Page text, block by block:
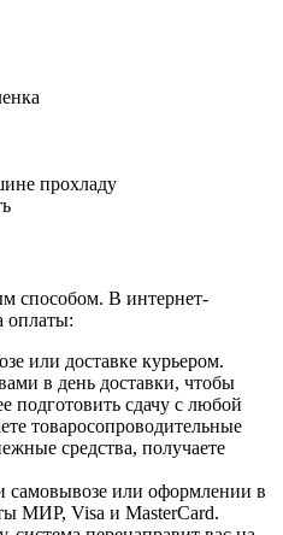
прохладу
способом. В интернет-
оплаты:
или доставке курьером.
в день доставки, чтобы
подготовить сдачу с любой
товаросопроводительные
средства, получаете
самовывозе или оформлении в
МИР, Visa и MasterCard.